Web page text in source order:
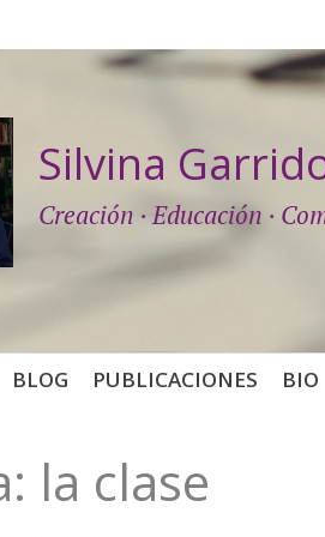
Silvina
Creación · Educación ·
BLOG PUBLICACIONES BIO
la clase